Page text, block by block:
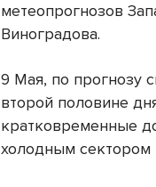
метеопрогнозов
Виноградова.
9 Мая, по прогнозу
второй половине
кратковременные
холодным сектором